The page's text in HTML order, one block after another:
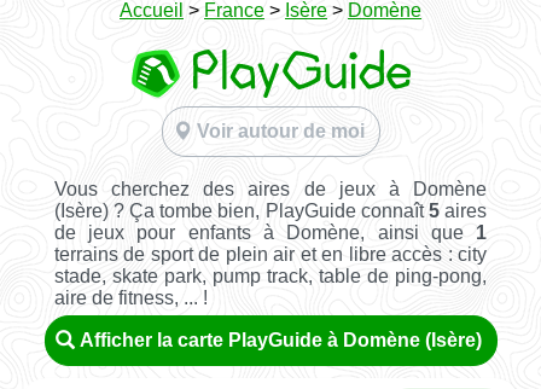
Accueil > France > Isère > Domène
Voir autour de moi
Vous cherchez des aires de jeux à Domène
(Isère) ? Ça tombe bien, PlayGuide connaît5 aires
de jeux pour enfants à Domène, ainsi que 1
terrains de sport de plein air et en libre accès : city
stade, skate park, pump track, table de ping-pong,
aire de fitness, ... !
Afficher la carte PlayGuide à Domène (Isère)